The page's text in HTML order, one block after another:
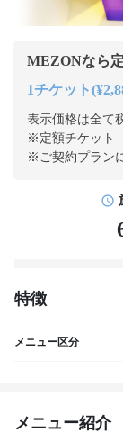
MEZONなら
1チケット
表示価格は全て
※定額チケット
※ご契約プラン
特徴
メニュー区分
メニュー紹介